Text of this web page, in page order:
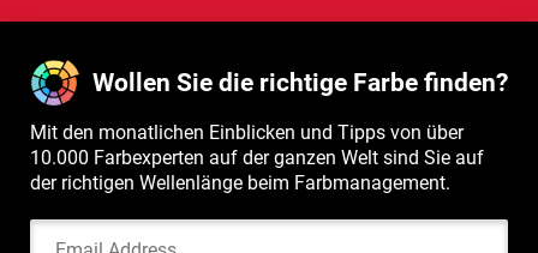
Wollen Sie die richtige Farbe finden?
Mit den monatlichen Einblicken und Tipps von über
10.000 Farbexperten auf der ganzen Welt sind Sie auf
der richtigen Wellenlänge beim Farbmanagement.
Email Address